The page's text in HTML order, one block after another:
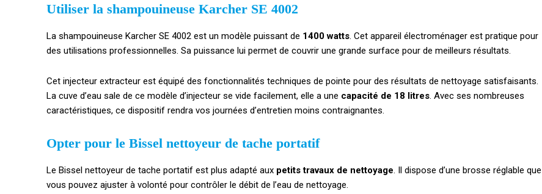
Utiliser la shampouineuse Karcher SE 4002
La shampouineuse Karcher SE 4002 est un modèle puissant de 1400 watts. Cet appareil électroménager est pratique pour
des utilisations professionnelles. Sa puissance lui permet de couvrir une grande surface pour de meilleurs résultats.
Cet injecteur extracteur est équipé des fonctionnalités techniques de pointe pour des résultats de nettoyage satisfaisants.
La cuve d’eau sale de ce modèle d’injecteur se vide facilement, elle a une capacité de 18 litres. Avec ses nombreuses
caractéristiques, ce dispositif rendra vos journées d’entretien moins contraignantes.
Opter pour le Bissel nettoyeur de tache portatif
Le Bissel nettoyeur de tache portatif est plus adapté aux petits travaux de nettoyage. Il dispose d’une brosse réglable que
vous pouvez ajuster à volonté pour contrôler le débit de l’eau de nettoyage.